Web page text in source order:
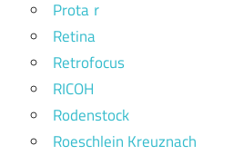
Protaｒ
Retina
Retrofocus
RICOH
Rodenstock
Roeschlein Kreuznach